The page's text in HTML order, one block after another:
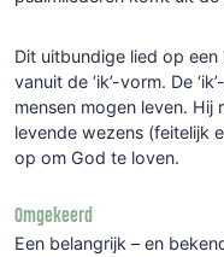
Dit uitbundige lied op
vanuit de ‘ik’-vorm. De
mensen mogen leven. Hij
levende wezens (feitelijk
op om God te loven.
Omgekeerd
Een belangrijk – en